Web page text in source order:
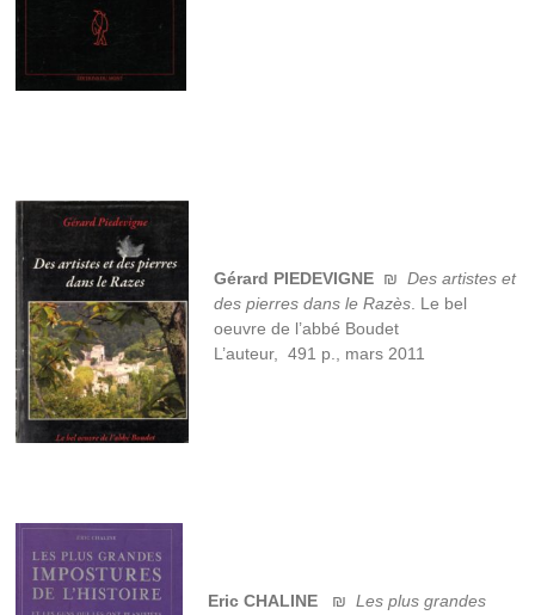
de
Château,
et
les
sujets
connexes
cette
affaire,
depuis
1936.
Gérard PIEDEVIGNE ₪Des artistes et
des pierres dans le Razès . Le bel
oeuvre de l’abbé Boudet
L’auteur, 491 p., mars 2011
Eric CHALINE ₪Les plus grandes